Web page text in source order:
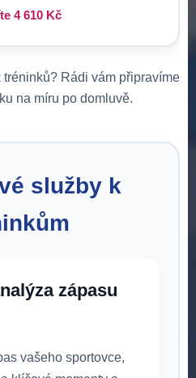
4 610 Kč
Rádi vám připravíme
na míru po domluvě.
služby k
zápasu
vašeho sportovce,